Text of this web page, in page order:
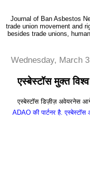
Journal of Ban Asbestos
trade union movement and
besides trade unions,
Wednesday, March
एस्बेस्टॉस मुक्त
एस्बेस्टॉस डिज़ीज़ अवेयरनेस
ADAO की पार्टनर है.